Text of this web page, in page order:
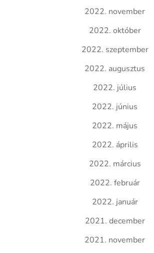
2022. november
2022. október
2022. szeptember
2022. augusztus
2022. július
2022. június
2022. május
2022. április
2022. március
2022. február
2022. január
2021. december
2021. november